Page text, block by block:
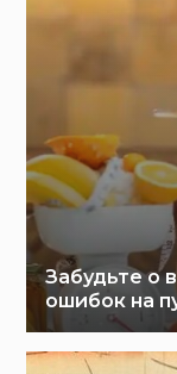
Забудьте о
ошибок на